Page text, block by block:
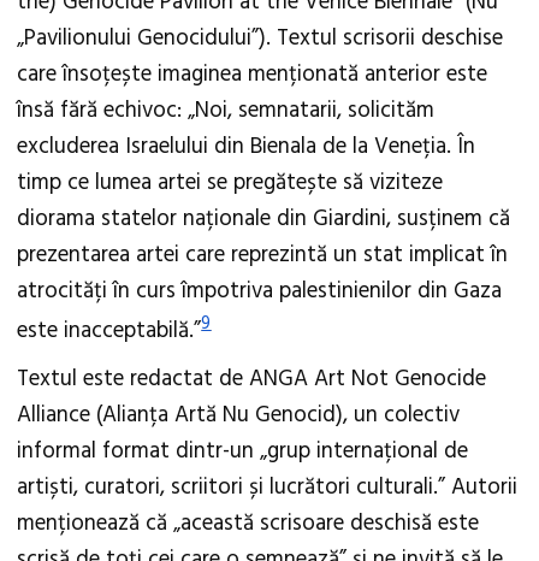
„Pavilionului Genocidului”). Textul scrisorii deschise
care însoțește imaginea menționată anterior este
însă fără echivoc: „Noi, semnatarii, solicităm
excluderea Israelului din Bienala de la Veneția. În
timp ce lumea artei se pregătește să viziteze
diorama statelor naționale din Giardini, susținem că
prezentarea artei care reprezintă un stat implicat în
atrocități în curs împotriva palestinienilor din Gaza
este inacceptabilă.”9
Textul este redactat de ANGA Art Not Genocide
Alliance (Alianța Artă Nu Genocid), un colectiv
informal format dintr-un „grup internațional de
artiști, curatori, scriitori și lucrători culturali.” Autorii
menționează că „această scrisoare deschisă este